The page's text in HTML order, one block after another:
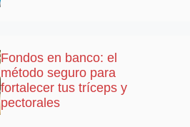
Fondos en banco: el
método seguro para
fortalecer tus tríceps y
pectorales